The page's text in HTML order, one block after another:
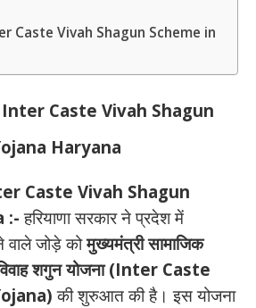
Caste Vivah Shagun Scheme in
Caste Vivah Shagun
Haryana
Caste Vivah Shagun
:- हरियाणा सरकार ने प्रदेश में
वाले जोड़े कोमुख्यमंत्री सामाजिक
शगुन योजना (Inter Caste
की शुरुआत की है। इस योजना